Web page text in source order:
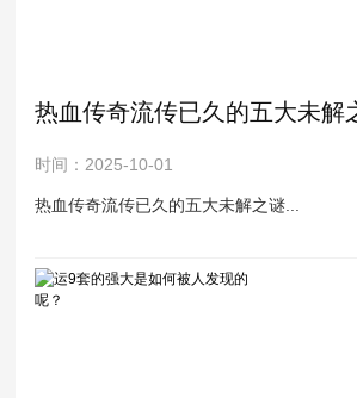
热血传奇流传已久的五大未解
时间：2025-10-01
热血传奇流传已久的五大未解之谜...